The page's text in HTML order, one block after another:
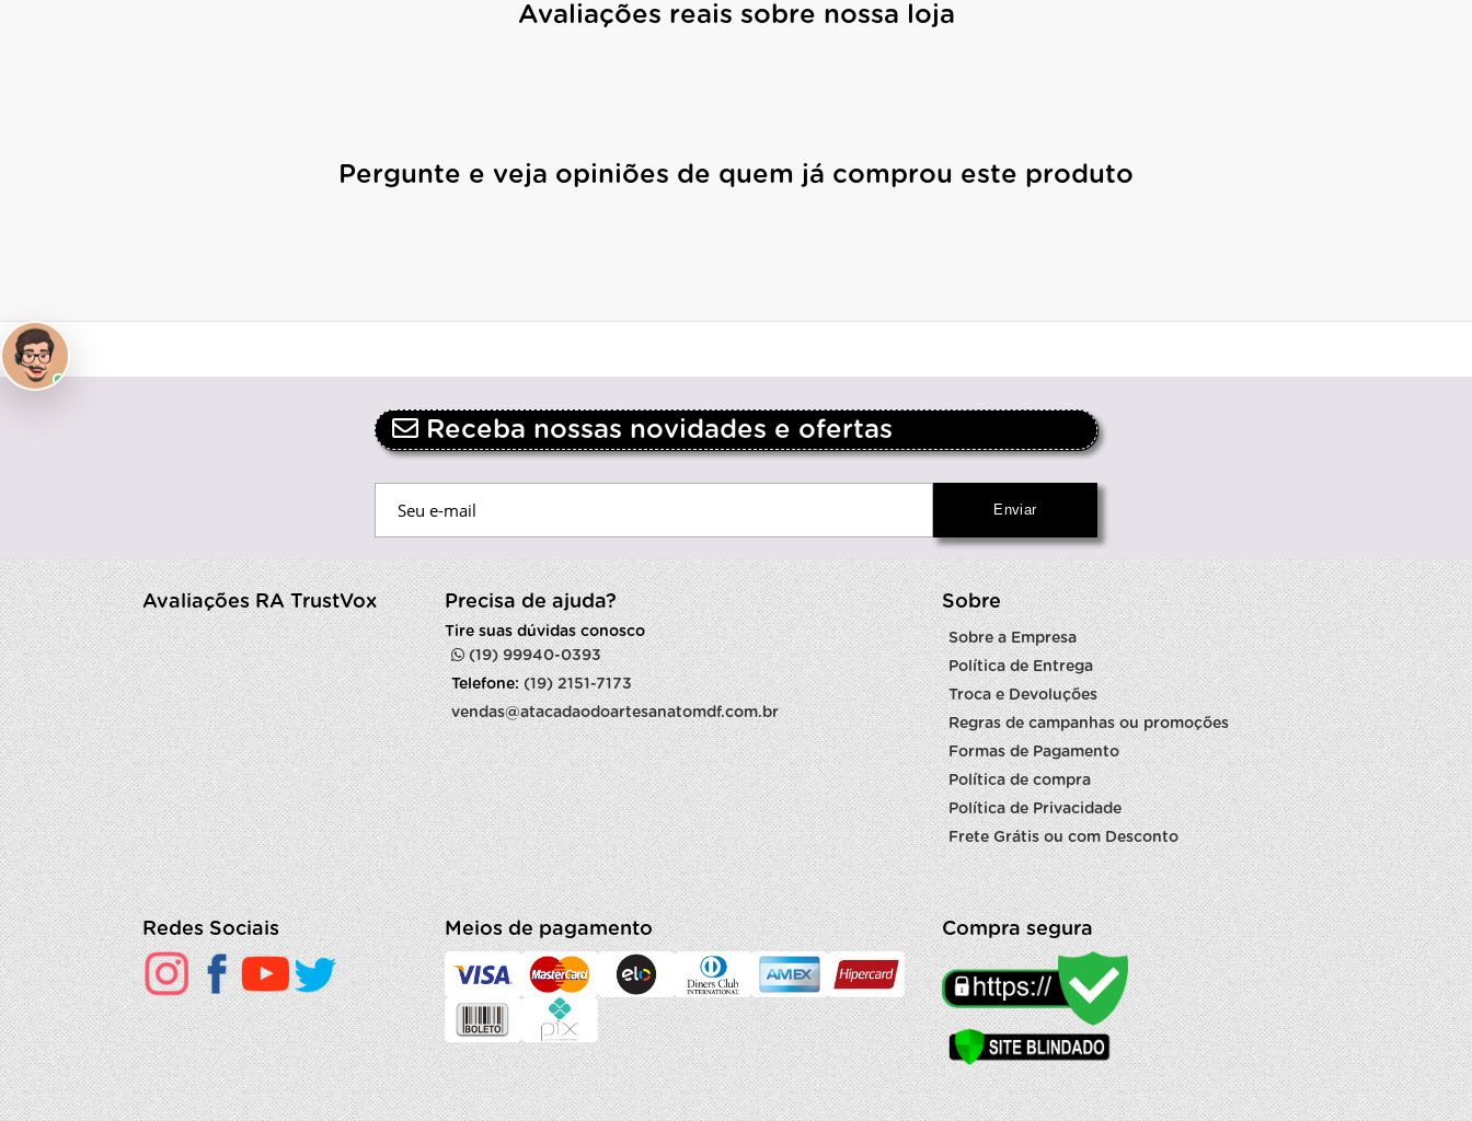
Avaliações reais sobre nossa loja
Pergunte e veja opiniões de quem já comprou este produto
Receba nossas novidades e ofertas
Avaliações RA TrustVox Precisa de ajuda?
Tire suas dúvidas conosco
(19) 99940-0393
Telefone:(19) 2151-7173
vendas@atacadaodoartesanatomdf.com.br
Sobre
Sobre a Empresa
Política de Entrega
Troca e Devoluções
Regras de campanhas ou promoções
Formas de Pagamento
Política de compra
Política de Privacidade
Frete Grátis ou com Desconto
Redes Sociais Meios de pagamento Compra segura